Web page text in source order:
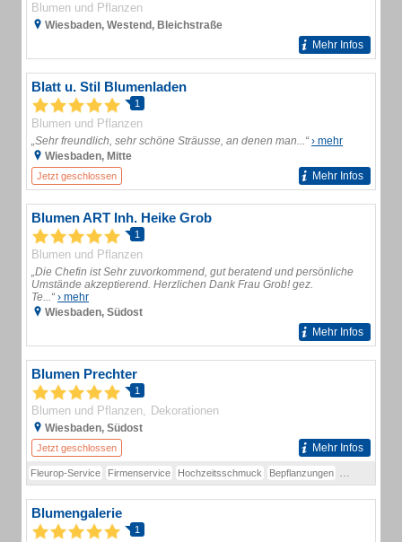
Blumen und Pflanzen
Wiesbaden, Westend, Bleichstraße
Mehr Infos
Blatt u. Stil Blumenladen
1
Blumen und Pflanzen
„Sehr freundlich, sehr schöne Sträusse, an denen man...“› mehr
Wiesbaden, Mitte
Jetzt geschlossen Mehr Infos
Blumen ART Inh. Heike Grob
1
Blumen und Pflanzen
„Die Chefin ist Sehr zuvorkommend, gut beratend und persönliche
Umstände akzeptierend. Herzlichen Dank Frau Grob! gez.
Te...“› mehr
Wiesbaden, Südost
Mehr Infos
Blumen Prechter
1
Blumen und Pflanzen Dekorationen
Wiesbaden, Südost
Jetzt geschlossen Mehr Infos
Fleurop-Service Firmenservice Hochzeitsschmuck Bepflanzungen
Blumengalerie
1